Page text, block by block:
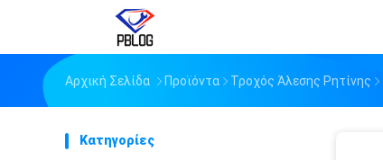
Αρχική Σελίδα Προϊόντα Τροχός Άλεσης Ρητίνης
Κατηγορίες